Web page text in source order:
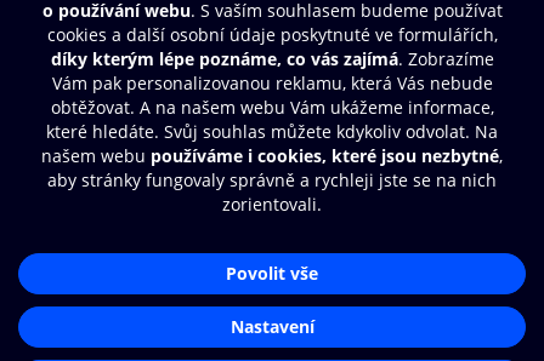
Moje O2 Knihovna
Další zábava
© O2 Czech Republic a.s.
Přístupnost
Zásady zpracování osobních údajůAplikace O2 Knihovna
Čti a poslouchej své e-knihy a
audioknihy rychleji a pohodlněji.